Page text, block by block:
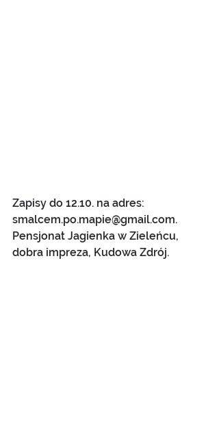
Zapisy do 12.10. na adres:
smalcem.po.mapie@gmail.com.
Pensjonat Jagienka w Zieleńcu,
dobra impreza, Kudowa Zdrój.